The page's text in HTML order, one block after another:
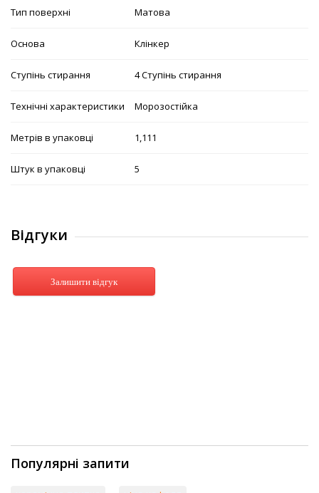
Тип поверхні Матова
Основа Клінкер
Ступінь стирання 4 Ступінь стирання
Технічні характеристики Морозостійка
Метрів в упаковці 1,111
Штук в упаковці 5
Відгуки
Залишити відгук
Популярні запити